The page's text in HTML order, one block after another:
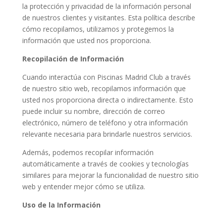
la protección y privacidad de la información personal
de nuestros clientes y visitantes. Esta política describe
cómo recopilamos, utilizamos y protegemos la
información que usted nos proporciona.
Recopilación de Información
Cuando interactúa con Piscinas Madrid Club a través
de nuestro sitio web, recopilamos información que
usted nos proporciona directa o indirectamente. Esto
puede incluir su nombre, dirección de correo
electrónico, número de teléfono y otra información
relevante necesaria para brindarle nuestros servicios.
Además, podemos recopilar información
automáticamente a través de cookies y tecnologías
similares para mejorar la funcionalidad de nuestro sitio
web y entender mejor cómo se utiliza.
Uso de la Información